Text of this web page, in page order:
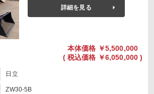
詳細を見る
本体価格 ￥5,500,000
( 税込価格 ￥6,050,000 )
日立
ZW30-5B